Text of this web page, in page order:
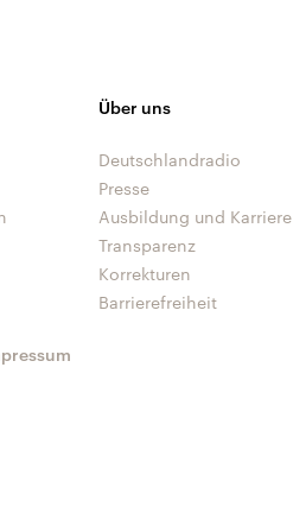
Über uns
Deutschlandradio
Presse
Ausbildung und Karriere
Transparenz
Korrekturen
Barrierefreiheit